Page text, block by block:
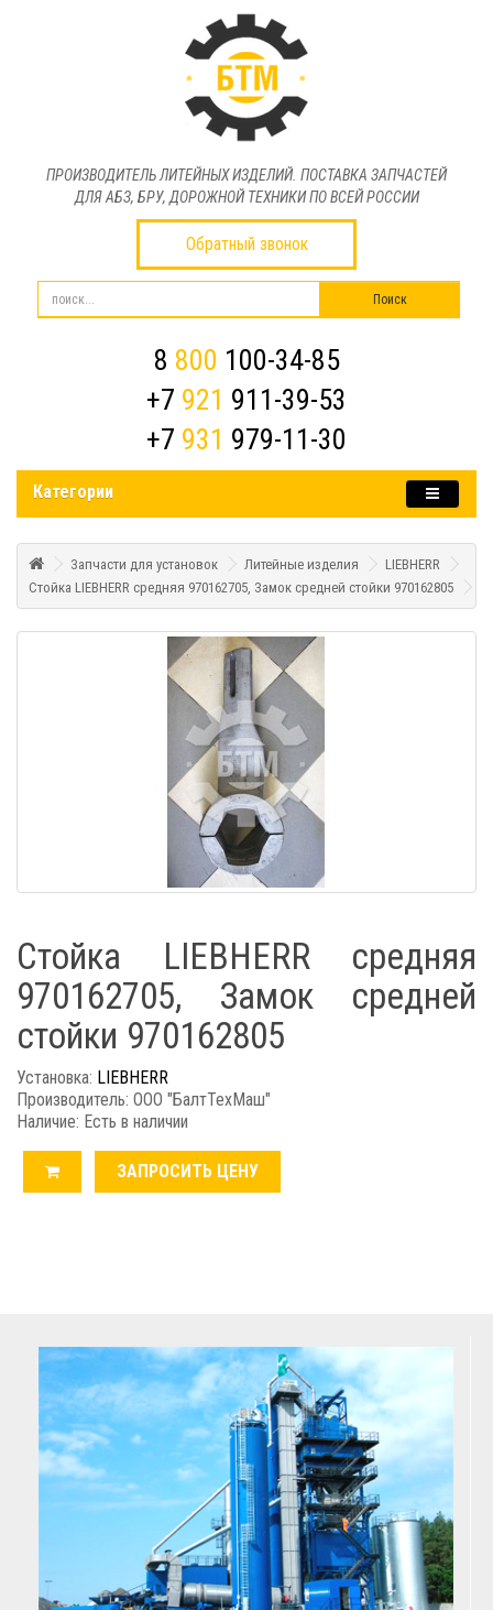
ПРОИЗВОДИТЕЛЬ ЛИТЕЙНЫХ ИЗДЕЛИЙ. ПОСТАВКА ЗАПЧАСТЕЙ
ДЛЯ АБЗ, БРУ, ДОРОЖНОЙ ТЕХНИКИ ПО ВСЕЙ РОССИИ
Обратный звонок
8 800 100-34-85
+7 921 911-39-53
+7 931 979-11-30
Категории
Запчасти для установок Литейные изделия
LIEBHERR
Стойка LIEBHERR средняя 970162705, Замок средней стойки 970162805
Стойка LIEBHERR средняя
970162705, Замок средней
стойки 970162805
Установка: LIEBHERR
Производитель: ООО "БалтТехМаш"
Наличие: Есть в наличии
ЗАПРОСИТЬ ЦЕНУ